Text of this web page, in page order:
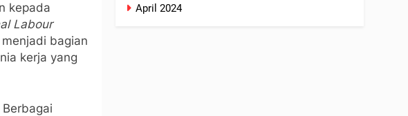
kepada
Labour
bagian
kerja yang
April 2024